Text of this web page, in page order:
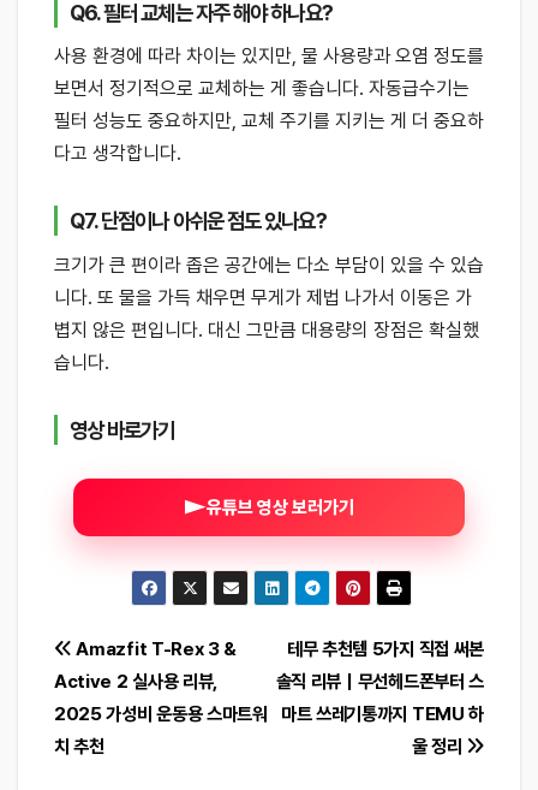
Q6. 필터 교체는 자주 해야 하나요?
사용 환경에 따라 차이는 있지만, 물 사용량과 오염 정도를
보면서 정기적으로 교체하는 게 좋습니다. 자동급수기는
필터 성능도 중요하지만, 교체 주기를 지키는 게 더 중요하
다고 생각합니다.
Q7. 단점이나 아쉬운 점도 있나요?
크기가 큰 편이라 좁은 공간에는 다소 부담이 있을 수 있습
니다. 또 물을 가득 채우면 무게가 제법 나가서 이동은 가
볍지 않은 편입니다. 대신 그만큼 대용량의 장점은 확실했
습니다.
영상 바로가기
유튜브 영상 보러가기
글
탐
색
테무 추천템 5가지 직접 써본
솔직 리뷰｜무선헤드폰부터 스
마트 쓰레기통까지 TEMU 하
울 정리
Amazfit T-Rex 3 &
Active 2 실사용 리뷰,
2025 가성비 운동용 스마트워
치 추천